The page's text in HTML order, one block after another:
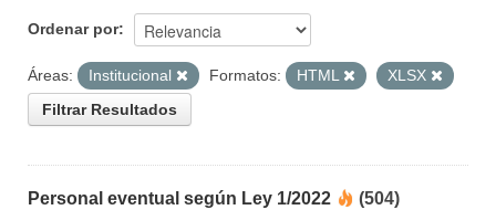
Ordenar por
Áreas: Institucional Formatos: HTML
XLSX
Filtrar Resultados
Personal eventual según Ley 1/2022 (504)